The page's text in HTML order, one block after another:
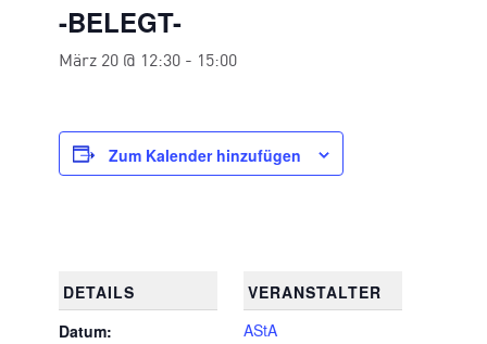
-BELEGT-
März 20 @ 12:30 - 15:00
Zum Kalender hinzufügen
DETAILS
Datum:
VERANSTALTER
AStA